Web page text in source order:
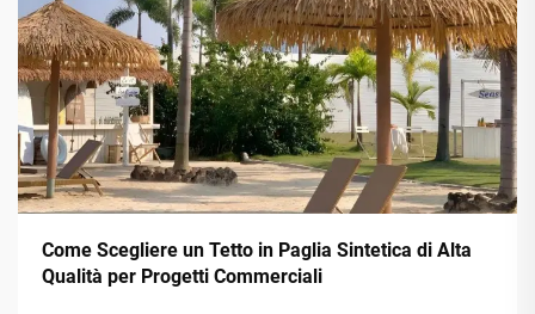
Come Scegliere un Tetto in Paglia Sintetica di Alta
Qualità per Progetti Commerciali